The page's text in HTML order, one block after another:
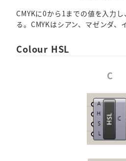
CMYKに0から1までの値を入力
る。CMYKはシアン、マゼンダ、
Colour HSL
C